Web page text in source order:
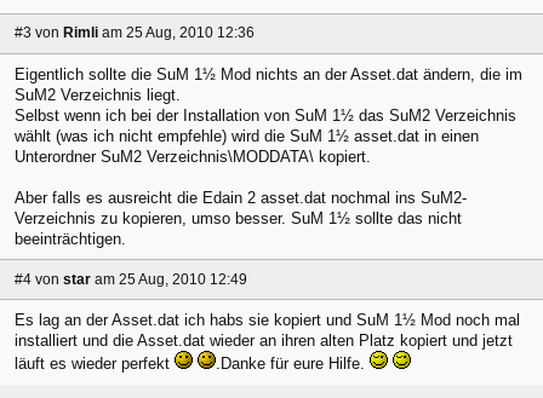
#3 von Rimli am 25 Aug, 2010 12:36
Eigentlich sollte die SuM 1½ Mod nichts an der Asset.dat ändern, die im
SuM2 Verzeichnis liegt.
Selbst wenn ich bei der Installation von SuM 1½ das SuM2 Verzeichnis
wählt (was ich nicht empfehle) wird die SuM 1½ asset.dat in einen
Unterordner SuM2 Verzeichnis\MODDATA\ kopiert.
Aber falls es ausreicht die Edain 2 asset.dat nochmal ins SuM2-
Verzeichnis zu kopieren, umso besser. SuM 1½ sollte das nicht
beeinträchtigen.
#4 von star am 25 Aug, 2010 12:49
Es lag an der Asset.dat ich habs sie kopiert und SuM 1½ Mod noch mal
installiert und die Asset.dat wieder an ihren alten Platz kopiert und jetzt
läuft es wieder perfekt
.Danke für eure Hilfe.